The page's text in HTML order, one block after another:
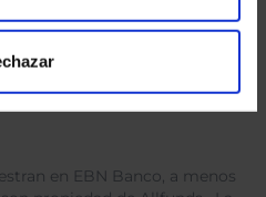
en EBN Banco, a menos